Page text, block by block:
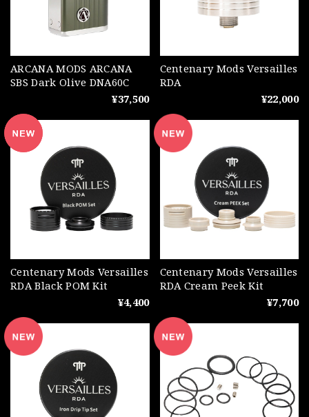
ARCANA MODS ARCANA
SBS Dark Olive DNA60C
¥37,500
Centenary Mods Versailles
RDA
¥22,000
Centenary Mods Versailles
RDA Black POM Kit
¥4,400
Centenary Mods Versailles
RDA Cream Peek Kit
¥7,700